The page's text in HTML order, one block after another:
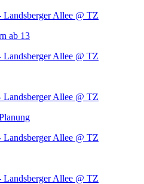
Allee @ TZ
ab 13
Allee @ TZ
Allee @ TZ
Allee @ TZ
Allee @ TZ